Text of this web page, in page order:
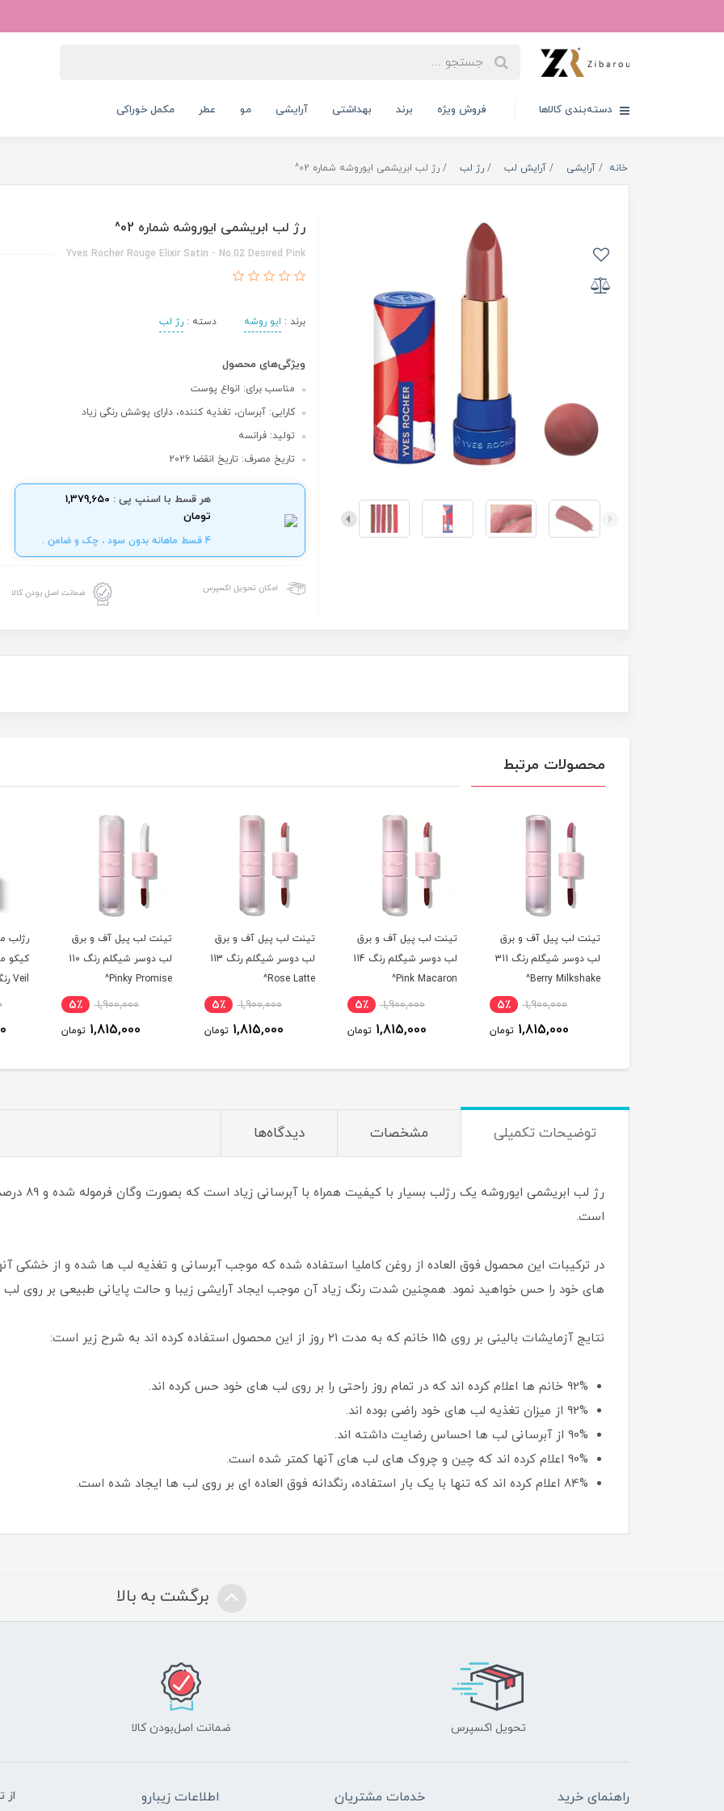
دسته‌بندی کالاها فروش ویژه برند بهداشتی آرایشی مو عطر مکمل خوراکی
خانه آرایشی آرایش لب رژ لب رژ لب ابریشمی ایوروشه شماره 02^
رژ لب ابریشمی ایوروشه شماره 02^
Yves Rocher Rouge Elixir Satin - No.02 Desired Pink
برند : ایو روشه دسته :رژ لب
ویژگی‌های محصول
مناسب برای: انواع پوست
کارایی: آبرسان، تغذیه کننده، دارای پوشش رنگی زیاد
تولید: فرانسه
تاریخ مصرف: تاریخ انقضا 2026
هر قسط با اسنپ پی : 1,379,650
تومان
4 قسط ماهانه بدون سود ، چک و ضامن .
امکان تحویل اکسپرس ضمانت اصل بودن کالا
محصولات مرتبط
تینت لب پیل آف و برق
لب دوسر شیگلم رنگ 114
Pink Macaron^
1,900,000 5٪
1,815,000 تومان
تینت لب پیل آف و برق
لب دوسر شیگلم رنگ 113
Rose Latte^
1,900,000 5٪
1,815,000 تومان
تینت لب پیل آف و برق
لب دوسر شیگلم رنگ 110
Pinky Promise^
1,900,000 5٪
1,815,000 تومان
رژلب مایع مات بادوام
کیکو مدل Lasting Matte
Veil رنگ 15 Vivid Plum^
5,700,000 5٪
5,425,000 تومان
رژلب
توضیحات تکمیلی مشخصات دیدگاه‌ها
رژ لب
است.
در ترکیبات این محصول فوق العاده از روغن کاملیا استفاده شده که موجب آبرسانی و تغذیه لب ها شده و از خشکی
های خود را حس خواهید نمود. همچنین شدت رنگ زیاد آن موجب ایجاد آرایشی زیبا و حالت پایانی طبیعی بر روی
نتایج آزمایشات بالینی بر روی 115 خانم که به مدت 21 روز از این محصول استفاده کرده اند به شرح زیر است:
92% خانم ها اعلام کرده اند که در تمام روز راحتی را بر روی لب های خود حس کرده اند.
92% از میزان تغذیه لب های خود راضی بوده اند.
90% از آبرسانی لب ها احساس رضایت داشته اند.
90% اعلام کرده اند که چین و چروک های لب های آنها کمتر شده است.
84% اعلام کرده اند که تنها با یک بار استفاده، رنگدانه فوق العاده ای بر روی لب ها ایجاد شده است.
برگشت به بالا
تحویل اکسپرس ضمانت اصل‌بودن کالا
راهنمای خرید خدمات مشتریان اطلاعات زیبارو از